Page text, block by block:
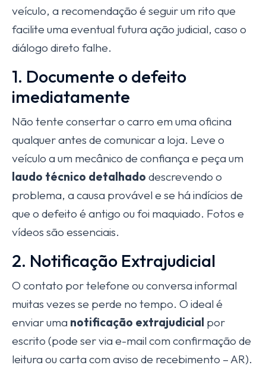
veículo, a recomendação é seguir um rito que
facilite uma eventual futura ação judicial, caso o
diálogo direto falhe.
1. Documente o defeito
imediatamente
Não tente consertar o carro em uma oficina
qualquer antes de comunicar a loja. Leve o
veículo a um mecânico de confiança e peça um
laudo técnico detalhado descrevendo o
problema, a causa provável e se há indícios de
que o defeito é antigo ou foi maquiado. Fotos e
vídeos são essenciais.
2. Notificação Extrajudicial
O contato por telefone ou conversa informal
muitas vezes se perde no tempo. O ideal é
enviar uma notificação extrajudicial por
escrito (pode ser via e-mail com confirmação de
leitura ou carta com aviso de recebimento – AR).